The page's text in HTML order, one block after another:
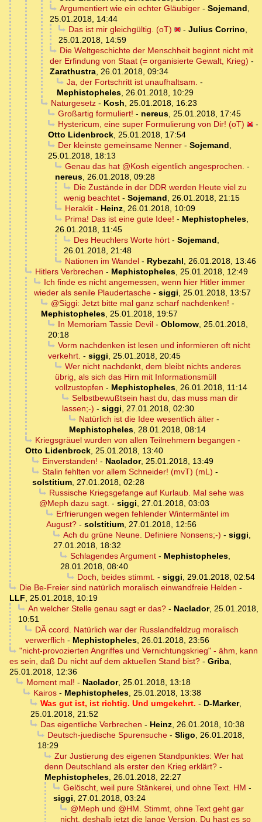
Argumentiert wie ein echter Gläubiger- Sojemand,
25.01.2018, 14:44
Das ist mir gleichgültig. (oT)
- Julius Corrino,
25.01.2018, 14:59
Die Weltgeschichte der Menschheit beginnt nicht mit
der Erfindung von Staat (= organisierte Gewalt, Krieg) -
Zarathustra, 26.01.2018, 09:34
Ja, der Fortschritt ist unaufhaltsam. -
Mephistopheles, 26.01.2018, 10:29
Naturgesetz- Kosh, 25.01.2018, 16:23
Großartig formuliert! - nereus, 25.01.2018, 17:45
Hystericum, eine super Formulierung von Dir! (oT)
-
Otto Lidenbrock, 25.01.2018, 17:54
Der kleinste gemeinsame Nenner- Sojemand,
25.01.2018, 18:13
Genau das hat @Kosh eigentlich angesprochen. -
nereus, 26.01.2018, 09:28
Die Zustände in der DDR werden Heute viel zu
wenig beachtet - Sojemand, 26.01.2018, 21:15
Heraklit- Heinz, 26.01.2018, 10:09
Prima! Das ist eine gute Idee! - Mephistopheles,
26.01.2018, 11:45
Des Heuchlers Worte hört- Sojemand,
26.01.2018, 21:48
Nationen im Wandel- Rybezahl, 26.01.2018, 13:46
Hitlers Verbrechen - Mephistopheles, 25.01.2018, 12:49
Ich finde es nicht angemessen, wenn hier Hitler immer
wieder als senile Plaudertasche - siggi, 25.01.2018, 13:57
@Siggi: Jetzt bitte mal ganz scharf nachdenken! -
Mephistopheles, 25.01.2018, 19:57
In Memoriam Tassie Devil- Oblomow, 25.01.2018,
20:18
Vorm nachdenken ist lesen und informieren oft nicht
verkehrt. - siggi, 25.01.2018, 20:45
Wer nicht nachdenkt, dem bleibt nichts anderes
übrig, als sich das Hirn mit Informationsmüll
vollzustopfen - Mephistopheles, 26.01.2018, 11:14
Selbstbewußtsein hast du, das muss man dir
lassen;-) - siggi, 27.01.2018, 02:30
Natürlich ist die Idee wesentlich älter-
Mephistopheles, 28.01.2018, 08:14
Kriegsgräuel wurden von allen Teilnehmern begangen -
Otto Lidenbrock, 25.01.2018, 13:40
Einverstanden! - Naclador, 25.01.2018, 13:49
Stalin fehlten vor allem Schneider! (mvT) (mL) -
solstitium, 27.01.2018, 02:28
Russische Kriegsgefange auf Kurlaub. Mal sehe was
@Meph dazu sagt. - siggi, 27.01.2018, 03:03
Erfrierungen wegen fehlender Wintermäntel im
August? - solstitium, 27.01.2018, 12:56
Ach du grüne Neune. Definiere Nonsens;-) - siggi,
27.01.2018, 18:32
Schlagendes Argument- Mephistopheles,
28.01.2018, 08:40
Doch, beides stimmt. - siggi, 29.01.2018, 02:54
Die Be-Freier sind natürlich moralisch einwandfreie Helden -
LLF, 25.01.2018, 10:19
An welcher Stelle genau sagt er das?- Naclador, 25.01.2018,
10:51
DÃ ccord. Natürlich war der Russlandfeldzug moralisch
verwerflich - Mephistopheles, 26.01.2018, 23:56
"nicht-provozierten Angriffes und Vernichtungskrieg" - ähm, kann
es sein, daß Du nicht auf dem aktuellen Stand bist? - Griba,
25.01.2018, 12:36
Moment mal! - Naclador, 25.01.2018, 13:18
Kairos- Mephistopheles, 25.01.2018, 13:38
Was gut ist, ist richtig. Und umgekehrt. - D-Marker,
25.01.2018, 21:52
Das eigentliche Verbrechen - Heinz, 26.01.2018, 10:38
Deutsch-juedische Spurensuche- Sligo, 26.01.2018,
18:29
Zur Justierung des eigenen Standpunktes: Wer hat
denn Deutschland als erster den Krieg erklärt? -
Mephistopheles, 26.01.2018, 22:27
Gelöscht, weil pure Stänkerei, und ohne Text. HM -
siggi, 27.01.2018, 03:24
@Meph und @HM. Stimmt, ohne Text geht gar
nicht, deshalb jetzt die lange Version. Du hast es so